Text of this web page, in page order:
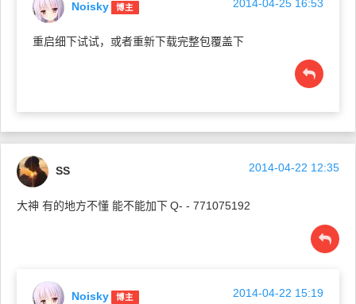
Noisky 博主 2014-04-25 16:53
重启细下试试，或者重新下载完整包覆盖下
SS 2014-04-22 12:35
大神 有的地方不懂 能不能加下Q- - 771075192
Noisky 博主 2014-04-22 15:19